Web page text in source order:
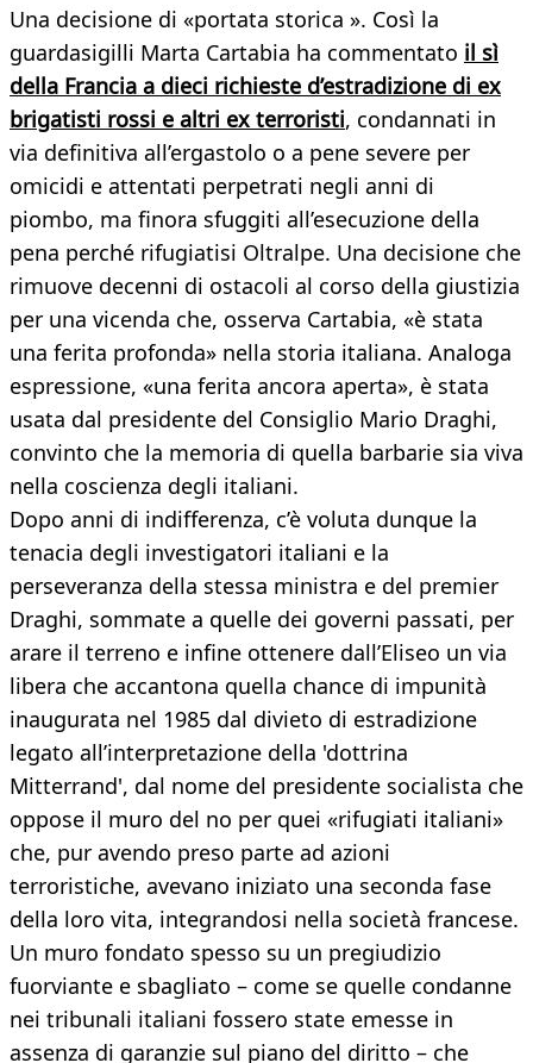
Una decisione di «portata storica ». Così la
guardasigilli Marta Cartabia ha commentato il sì
della Francia a dieci richieste d’estradizione di ex
brigatisti rossi e altri ex terroristi, condannati in
via definitiva all’ergastolo o a pene severe per
omicidi e attentati perpetrati negli anni di
piombo, ma finora sfuggiti all’esecuzione della
pena perché rifugiatisi Oltralpe. Una decisione che
rimuove decenni di ostacoli al corso della giustizia
per una vicenda che, osserva Cartabia, «è stata
una ferita profonda» nella storia italiana. Analoga
espressione, «una ferita ancora aperta», è stata
usata dal presidente del Consiglio Mario Draghi,
convinto che la memoria di quella barbarie sia viva
nella coscienza degli italiani.
Dopo anni di indifferenza, c’è voluta dunque la
tenacia degli investigatori italiani e la
perseveranza della stessa ministra e del premier
Draghi, sommate a quelle dei governi passati, per
arare il terreno e infine ottenere dall’Eliseo un via
libera che accantona quella chance di impunità
inaugurata nel 1985 dal divieto di estradizione
legato all’interpretazione della 'dottrina
Mitterrand', dal nome del presidente socialista che
oppose il muro del no per quei «rifugiati italiani»
che, pur avendo preso parte ad azioni
terroristiche, avevano iniziato una seconda fase
della loro vita, integrandosi nella società francese.
Un muro fondato spesso su un pregiudizio
fuorviante e sbagliato – come se quelle condanne
nei tribunali italiani fossero state emesse in
assenza di garanzie sul piano del diritto – che